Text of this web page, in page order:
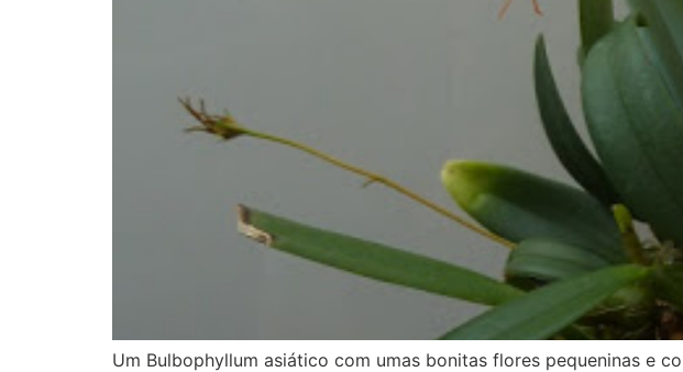
Um Bulbophyllum asiático com umas bonitas flores pequeninas e